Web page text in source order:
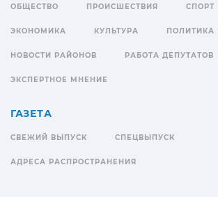
ОБЩЕСТВО ПРОИСШЕСТВИЯ СПОРТ
ЭКОНОМИКА КУЛЬТУРА ПОЛИТИКА
НОВОСТИ РАЙОНОВ РАБОТА ДЕПУТАТОВ
ЭКСПЕРТНОЕ МНЕНИЕ
ГАЗЕТА
СВЕЖИЙ ВЫПУСК СПЕЦВЫПУСК
АДРЕСА РАСПРОСТРАНЕНИЯ